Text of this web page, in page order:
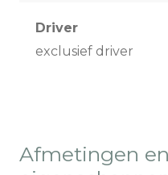
Driver
exclusief driver
Afmetingen